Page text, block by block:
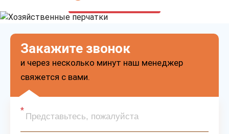
Закажите звонок
и через несколько минут наш менеджер
свяжется с вами.